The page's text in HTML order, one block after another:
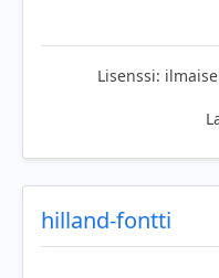
Lisenssi:
hilland-fontti